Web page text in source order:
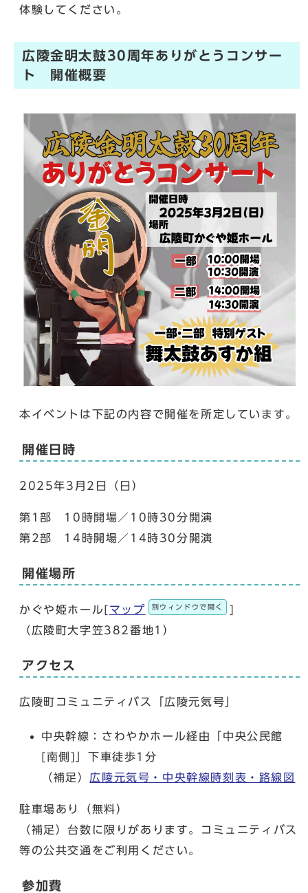
体験してください。
広陵金明太鼓30周年ありがとうコンサー
ト 開催概要
本イベントは下記の内容で開催を所定しています。
開催日時
2025年3月2日（日）
第1部 10時開場／10時30分開演
第2部 14時開場／14時30分開演
開催場所
かぐや姫ホール[マップ 別ウィンドウで開く
]
（広陵町大字笠382番地1）
アクセス
広陵町コミュニティバス「広陵元気号」
中央幹線：さわやかホール経由「中央公民館
[南側]」下車徒歩1分
（補足） 広陵元気号・中央幹線時刻表・路線図
駐車場あり（無料）
（補足）台数に限りがあります。コミュニティバス
等の公共交通をご利用ください。
参加費